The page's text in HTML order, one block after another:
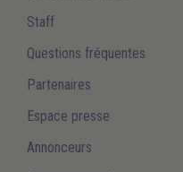
Staff
Questions fréquentes
Partenaires
Espace presse
Annonceurs